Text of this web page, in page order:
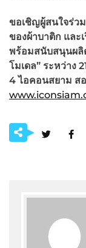
ขอเชิญผู้สนใจร่ว
ของผ้าบาติก และ
พร้อมสนับสนุนผ
โมเดล” ระหว่าง
4 ไอคอนสยาม ส